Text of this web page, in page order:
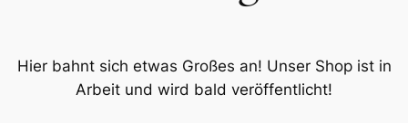
Hier bahnt sich etwas Großes an! Unser Shop ist in
Arbeit und wird bald veröffentlicht!